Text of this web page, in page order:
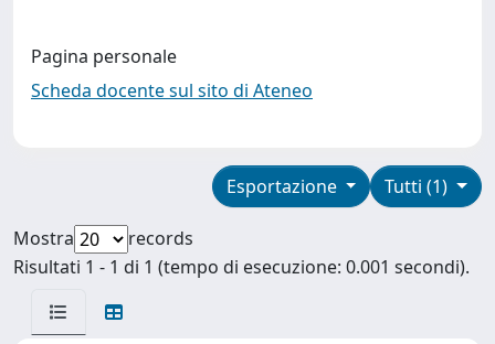
Pagina personale
Scheda docente sul sito di Ateneo
Tutti (1)
Esportazione
Mostra
records
Risultati 1 - 1 di 1 (tempo di esecuzione: 0.001 secondi).